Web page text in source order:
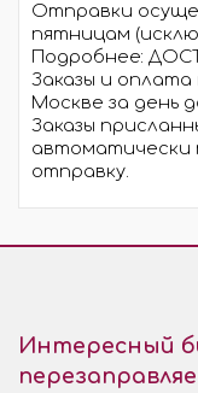
Отправки
пятницам
Подробнее:
Заказы и
Москве за день
Заказы
автоматически
отправку.
Интересный